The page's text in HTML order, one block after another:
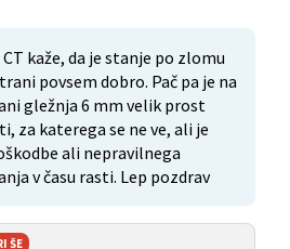
kaže, da je stanje po zlomu
povsem dobro. Pač pa je na
gležnja 6 mm velik prost
za katerega se ne ve, ali je
ali nepravilnega
v času rasti. Lep pozdrav
ŠE